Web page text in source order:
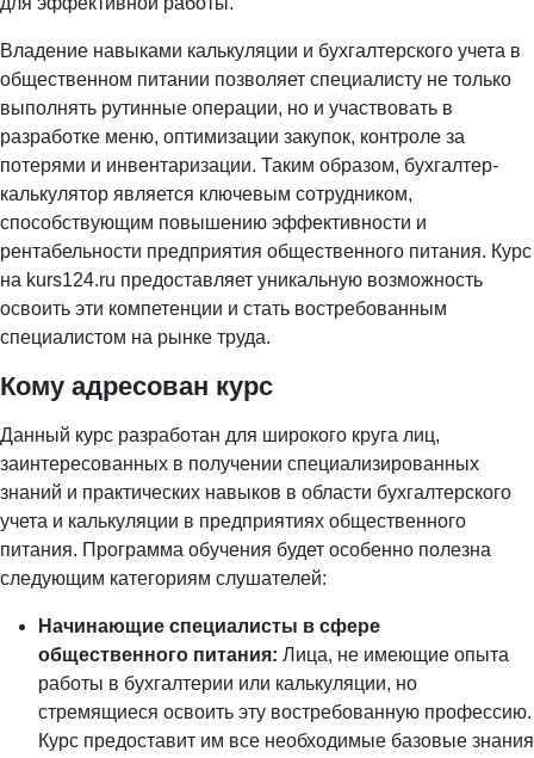
Владение навыками калькуляции и бухгалтерского учета в
общественном питании позволяет специалисту не только
выполнять рутинные операции, но и участвовать в
разработке меню, оптимизации закупок, контроле за
потерями и инвентаризации. Таким образом, бухгалтер-
калькулятор является ключевым сотрудником,
способствующим повышению эффективности и
рентабельности предприятия общественного питания. Курс
на kurs124.ru предоставляет уникальную возможность
освоить эти компетенции и стать востребованным
специалистом на рынке труда.
Кому адресован курс
Данный курс разработан для широкого круга лиц,
заинтересованных в получении специализированных
знаний и практических навыков в области бухгалтерского
учета и калькуляции в предприятиях общественного
питания. Программа обучения будет особенно полезна
следующим категориям слушателей:
Начинающие специалисты в сфере
общественного питания: Лица, не имеющие опыта
работы в бухгалтерии или калькуляции, но
стремящиеся освоить эту востребованную профессию.
Курс предоставит им все необходимые базовые знания